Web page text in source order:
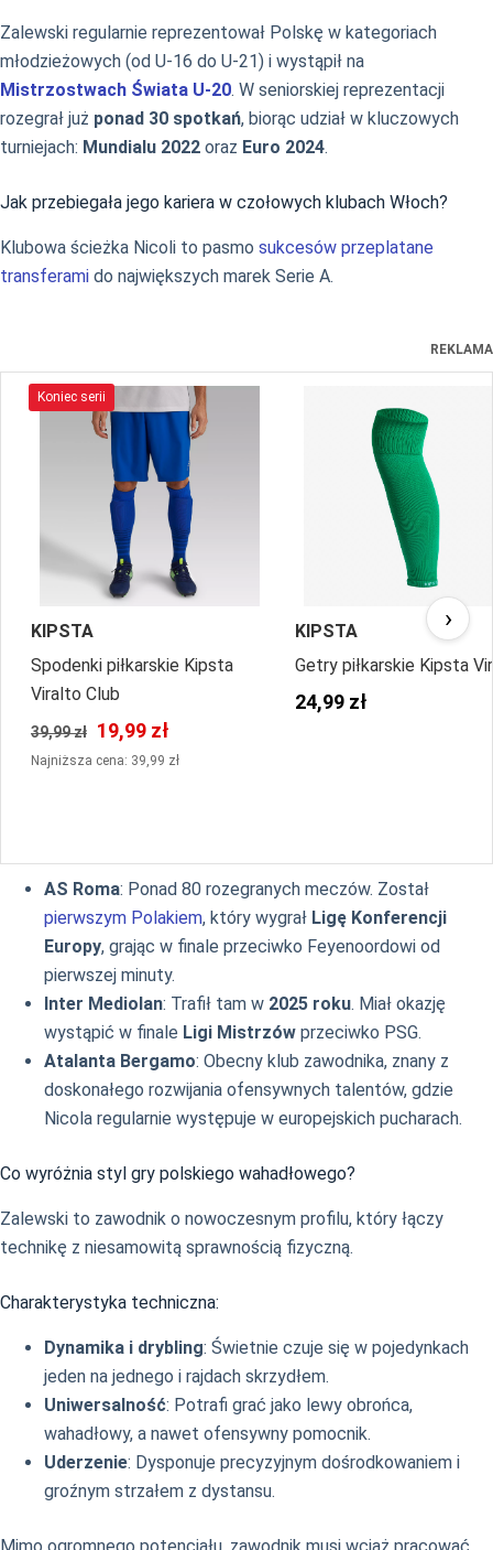
Zalewski regularnie reprezentował Polskę w kategoriach
młodzieżowych (od U-16 do U-21) i wystąpił na
Mistrzostwach Świata U-20. W seniorskiej reprezentacji
rozegrał już ponad 30 spotkań, biorąc udział w kluczowych
turniejach: Mundialu 2022 oraz Euro 2024.
Jak przebiegała jego kariera w czołowych klubach Włoch?
Klubowa ścieżka Nicoli to pasmo sukcesów przeplatane
transferami do największych marek Serie A.
REKLAMA
Koniec serii
KIPSTA
Spodenki piłkarskie Kipsta
Viralto Club
39,99 zł 19,99 zł
Najniższa cena: 39,99 zł
KIPSTA
Getry piłkarskie Kipsta
24,99 zł
›
AS Roma: Ponad 80 rozegranych meczów. Został
pierwszym Polakiem, który wygrał Ligę Konferencji
Europy, grając w finale przeciwko Feyenoordowi od
pierwszej minuty.
Inter Mediolan: Trafił tam w 2025 roku. Miał okazję
wystąpić w finale Ligi Mistrzów przeciwko PSG.
Atalanta Bergamo: Obecny klub zawodnika, znany z
doskonałego rozwijania ofensywnych talentów, gdzie
Nicola regularnie występuje w europejskich pucharach.
Co wyróżnia styl gry polskiego wahadłowego?
Zalewski to zawodnik o nowoczesnym profilu, który łączy
technikę z niesamowitą sprawnością fizyczną.
Charakterystyka techniczna:
Dynamika i drybling: Świetnie czuje się w pojedynkach
jeden na jednego i rajdach skrzydłem.
Uniwersalność: Potrafi grać jako lewy obrońca,
wahadłowy, a nawet ofensywny pomocnik.
Uderzenie: Dysponuje precyzyjnym dośrodkowaniem i
groźnym strzałem z dystansu.
Mimo ogromnego potencjału, zawodnik musi wciąż pracować